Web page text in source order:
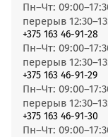
Пн–Чт:
перерыв
+375 163 46-91-28
Пн–Чт:
перерыв
+375 163 46-91-29
Пн–Чт:
перерыв
+375 163 46-91-30
Пн–Чт: